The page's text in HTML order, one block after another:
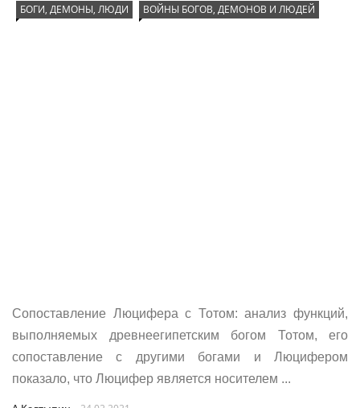
БОГИ, ДЕМОНЫ, ЛЮДИ ВОЙНЫ БОГОВ, ДЕМОНОВ И ЛЮДЕЙ
Сопоставление Люцифера с Тотом: анализ функций,
выполняемых древнеегипетским богом Тотом, его
сопоставление с другими богами и Люцифером
показало, что Люцифер является носителем ...